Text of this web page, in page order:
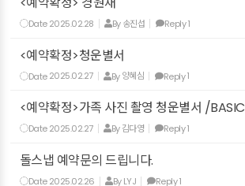
Date 2025.02.28 By송진섭 Reply1
<예약확정>청운별서
Date 2025.02.27 By양혜심 Reply1
<예약확정>가족 사진 촬영 청운별서 /BASIC
Date 2025.02.27 By김다영 Reply1
돌스냅 예약문의 드립니다.
Date 2025.02.26 ByLYJ Reply1